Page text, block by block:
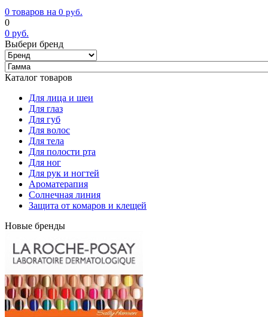
0 товаров на 0 руб.
0
0 руб.
Выбери бренд
Каталог товаров
Для лица и шеи
Для глаз
Для губ
Для волос
Для тела
Для полости рта
Для ног
Для рук и ногтей
Ароматерапия
Солнечная линия
Защита от комаров и клещей
Новые бренды